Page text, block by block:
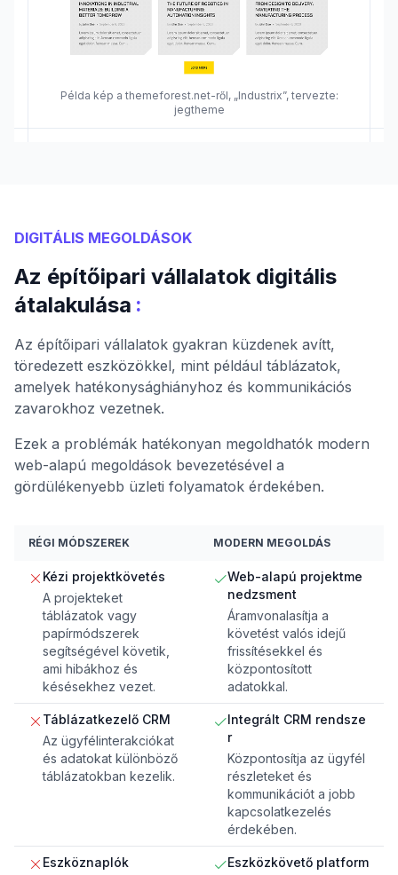
Példa kép a themeforest.net-ről, „Industrix”, tervezte:
jegtheme
DIGITÁLIS MEGOLDÁSOK
Az építőipari vállalatok digitális
átalakulása :
Az építőipari vállalatok gyakran küzdenek avítt,
töredezett eszközökkel, mint például táblázatok,
amelyek hatékonysághiányhoz és kommunikációs
zavarokhoz vezetnek.
Ezek a problémák hatékonyan megoldhatók modern
web-alapú megoldások bevezetésével a
gördülékenyebb üzleti folyamatok érdekében.
RÉGI MÓDSZEREK MODERN MEGOLDÁS
Kézi projektkövetés
A projekteket
táblázatok vagy
papírmódszerek
segítségével követik,
ami hibákhoz és
késésekhez vezet.
Web-alapú projektme
nedzsment
Áramvonalasítja a
követést valós idejű
frissítésekkel és
központosított
adatokkal.
Táblázatkezelő CRM
Az ügyfélinterakciókat
és adatokat különböző
táblázatokban kezelik.
Integrált CRM rendsze
r
Központosítja az ügyfél
részleteket és
kommunikációt a jobb
kapcsolatkezelés
érdekében.
Eszköznaplók
Eszközkövető platform